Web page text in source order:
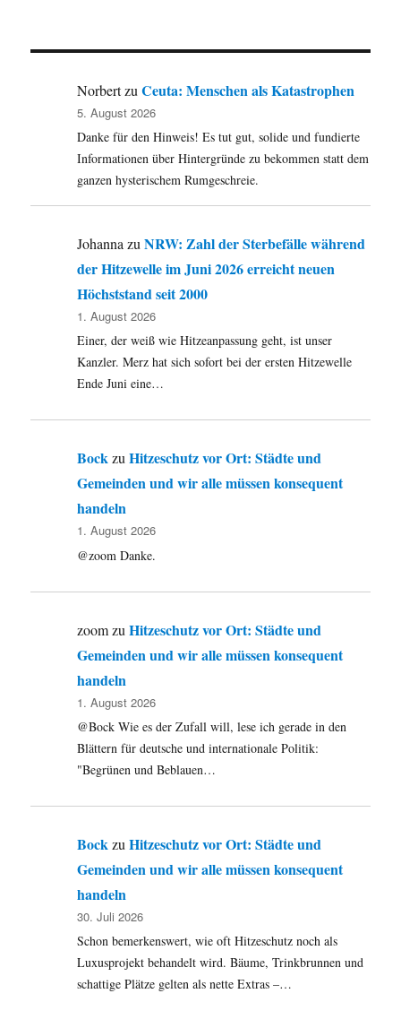
dieses
Argentinische
Astor
Piazzolla
in
NorbertzuCeuta: Menschen als Katastrophen
5. August 2026
Danke für den Hinweis! Es tut gut, solide und fundierte
Informationen über Hintergründe zu bekommen statt dem
ganzen hysterischem Rumgeschreie.
JohannazuNRW: Zahl der Sterbefälle während
der Hitzewelle im Juni 2026 erreicht neuen
Höchststand seit 2000
1. August 2026
Einer, der weiß wie Hitzeanpassung geht, ist unser
Kanzler. Merz hat sich sofort bei der ersten Hitzewelle
Ende Juni eine…
BockzuHitzeschutz vor Ort: Städte und
Gemeinden und wir alle müssen konsequent
handeln
1. August 2026
@zoom Danke.
zoomzuHitzeschutz vor Ort: Städte und
Gemeinden und wir alle müssen konsequent
handeln
1. August 2026
@Bock Wie es der Zufall will, lese ich gerade in den
Blättern für deutsche und internationale Politik:
"Begrünen und Beblauen…
Bock zuHitzeschutz vor Ort: Städte und
Gemeinden und wir alle müssen konsequent
handeln
30. Juli 2026
Schon bemerkenswert, wie oft Hitzeschutz noch als
Luxusprojekt behandelt wird. Bäume, Trinkbrunnen und
schattige Plätze gelten als nette Extras –…